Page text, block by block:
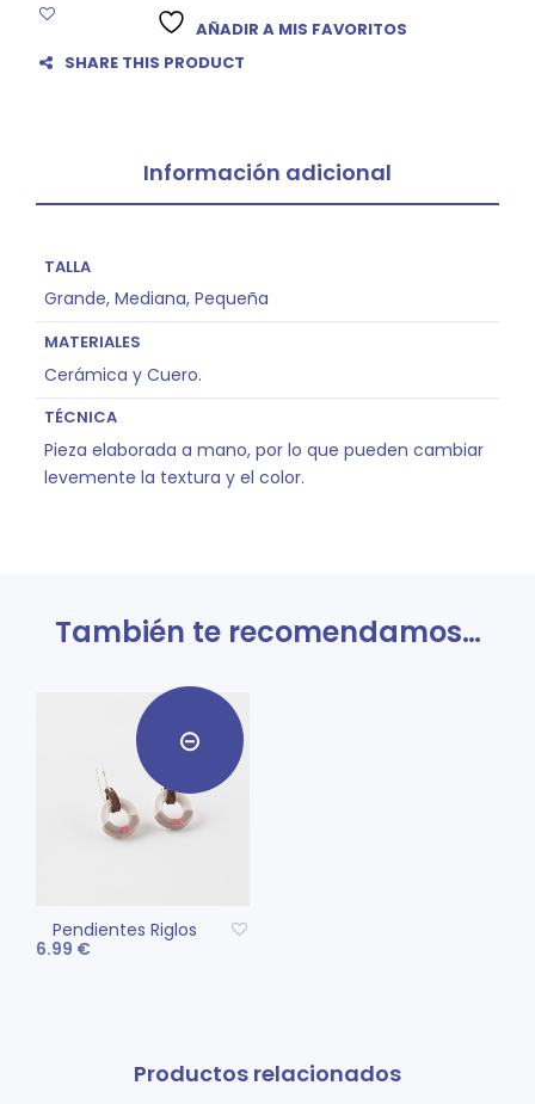
AÑADIR A MIS FAVORITOS
SHARE THIS PRODUCT
Información adicional
TALLA
Grande, Mediana, Pequeña
MATERIALES
Cerámica y Cuero.
TÉCNICA
Pieza elaborada a mano, por lo que pueden cambiar
levemente la textura y el color.
También te recomendamos…
Pendientes Riglos
6.99 €
Productos relacionados